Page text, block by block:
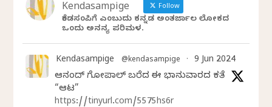
Kendasampige Follow
ಕೆಂಡಸಂಪಿಗೆ ಎಂಬುದು ಕನ್ನಡ ಅಂತರ್ಜಾಲ ಲೋಕದ
ಒಂದು ಅನನ್ಯ ಪರಿಮಳ.
Kendasampige @kendasampige · 9 Jun 2024
ಆನಂದ್‌ ಗೋಪಾಲ್‌ ಬರೆದ ಈ ಭಾನುವಾರದ ಕತೆ
“ಆಟ”
https://tinyurl.com/5575hs6r